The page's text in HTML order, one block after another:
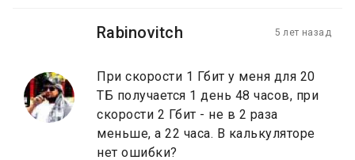
Rabinovitch 5 лет назад
При скорости 1 Гбит у меня для 20
ТБ получается 1 день 48 часов, при
скорости 2 Гбит - не в 2 раза
меньше, а 22 часа. В калькуляторе
нет ошибки?